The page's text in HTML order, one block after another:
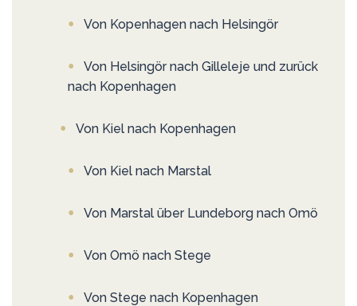
Von Kopenhagen nach Helsingör
Von Helsingör nach Gilleleje und zurück
nach Kopenhagen
Von Kiel nach Kopenhagen
Von Kiel nach Marstal
Von Marstal über Lundeborg nach Omö
Von Omö nach Stege
Von Stege nach Kopenhagen